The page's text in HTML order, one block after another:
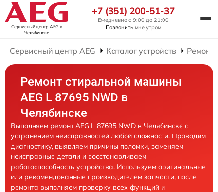
Сервисный центр AEG в
Челябинске
+7 (351) 200-51-37
Ежедневно с 9:00 до 21:00
Позвонить мне утром
Сервисный центр AEG Каталог устройств Ремонт
Ремонт стиральной машины
AEG L 87695 NWD в
Челябинске
Выполняем ремонт AEG L 87695 NWD в Челябинске с
устранением неисправностей любой сложности. Проводим
диагностику, выявляем причины поломки, заменяем
неисправные детали и восстанавливаем
работоспособность устройства. Используем оригинальные
или рекомендованные производителем запчасти, после
ремонта выполняем проверку всех функций и